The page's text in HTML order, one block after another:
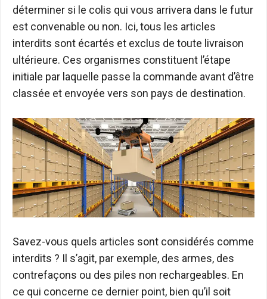
déterminer si le colis qui vous arrivera dans le futur
est convenable ou non. Ici, tous les articles
interdits sont écartés et exclus de toute livraison
ultérieure. Ces organismes constituent l’étape
initiale par laquelle passe la commande avant d’être
classée et envoyée vers son pays de destination.
Savez-vous quels articles sont considérés comme
interdits ? Il s’agit, par exemple, des armes, des
contrefaçons ou des piles non rechargeables. En
ce qui concerne ce dernier point, bien qu’il soit